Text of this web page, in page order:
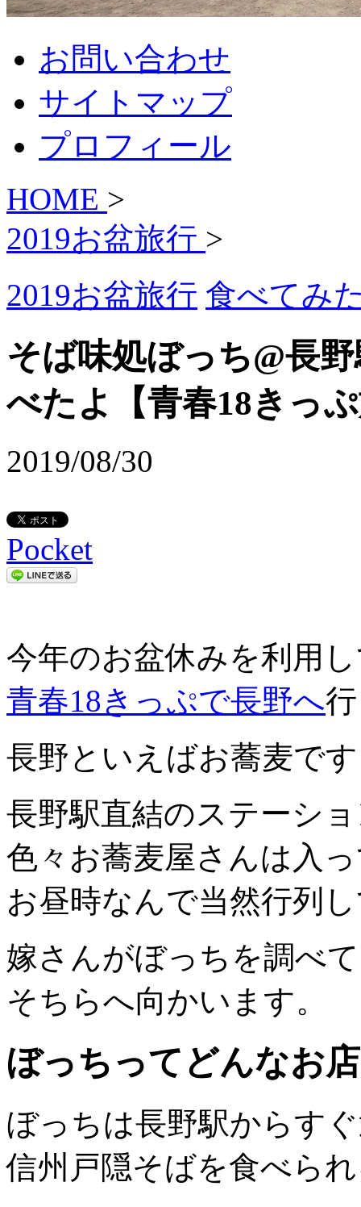
お問い合わせ
サイトマップ
プロフィール
HOME >
2019お盆旅行 >
2019お盆旅行 食べてみ
そば味処ぼっち@長
べたよ【青春18きっ
2019/08/30
Pocket
今年のお盆休みを利用
青春18きっぷで長野へ
長野といえばお蕎麦で
長野駅直結のステーシ
色々お蕎麦屋さんは入
お昼時なんで当然行列
嫁さんがぼっちを調べ
そちらへ向かいます。
ぼっちってどんなお
ぼっちは長野駅からす
信州戸隠そばを食べら